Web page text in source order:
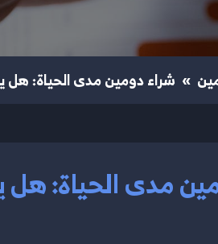
شراء دومين مدى الحياة: هل
مدى الحياة: